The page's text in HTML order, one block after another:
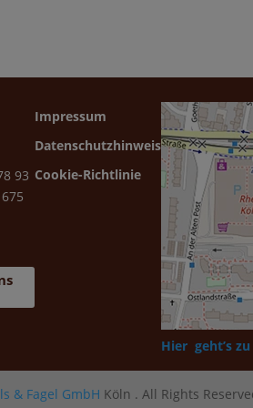
93
Impressum
Datenschutzhinweis
Cookie-Richtlinie
Hier geht’s
& Fagel GmbH Köln . All Rights